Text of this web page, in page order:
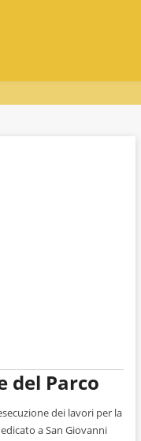
del Parco
dei lavori per la
a San Giovanni